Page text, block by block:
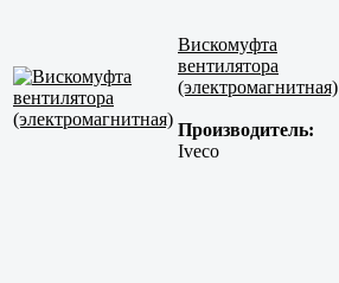
Вискомуфта
вентилятора
(электромагнитная)
Производитель:
Iveco